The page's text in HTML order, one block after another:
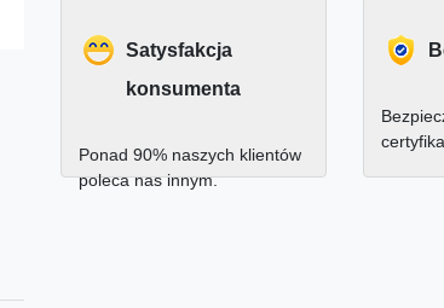
Satysfakcja
konsumenta
Ponad 90% naszych klientów
poleca nas innym.